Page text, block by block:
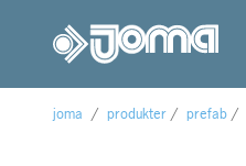
joma / produkter / prefab /